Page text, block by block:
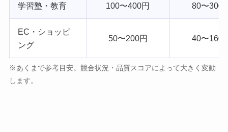
学習塾・教育 100〜400円 80〜300
EC・ショッピ
ング
50〜200円 40〜160
※あくまで参考目安。競合状況・品質スコアによって大きく変動
します。